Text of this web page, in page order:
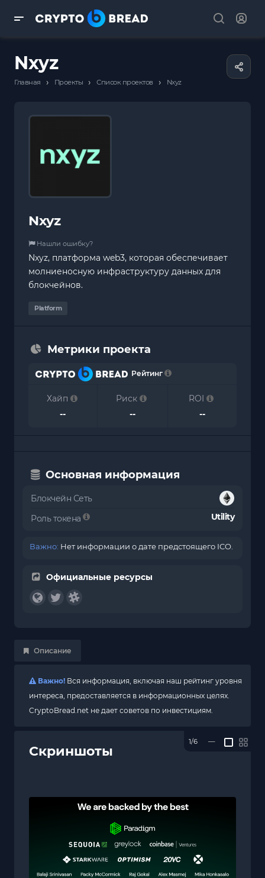
Nxyz
Главная › Проекты › Список проектов › Nxyz
Nxyz
Нашли ошибку?
Nxyz, платформа web3, которая обеспечивает
молниеносную инфраструктуру данных для
блокчейнов.
Platform
Метрики проекта
Рейтинг
Хайп
--
Риск
--
ROI
--
Основная информация
Блокчейн Сеть
Роль токена
Utility
Важно: Нет информации о дате предстоящего ICO.
Официальные ресурсы
Описание
Важно! Вся информация, включая наш рейтинг уровня
интереса, предоставляется в информационных целях.
CryptoBread.net не дает советов по инвестициям.
Скриншоты
1/6 —